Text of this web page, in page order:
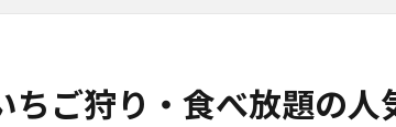
ちご狩り・食べ放題の人